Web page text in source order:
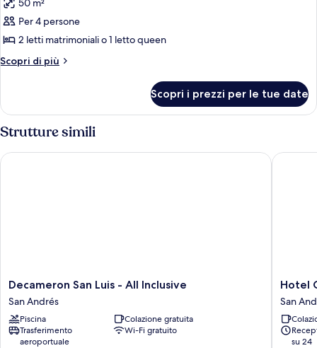
foto
per
Camera
Standard
50 m²
Per 4 persone
2 letti matrimoniali o 1 letto queen
Scopri di più
Altri
Standard
Scopri i prezzi per le tue date
Strutture simili
Decameron
San
Luis
-
All
Decameron San Luis - All Inclusive
San Andrés
Piscina
Colazione gratuita
Trasferimento
aeroportuale
Wi-Fi gratuito
Decameron San Luis - All Inclusive
Hotel
Grand
Caribe
San
Andrés
Hotel
San
su 24
Hotel